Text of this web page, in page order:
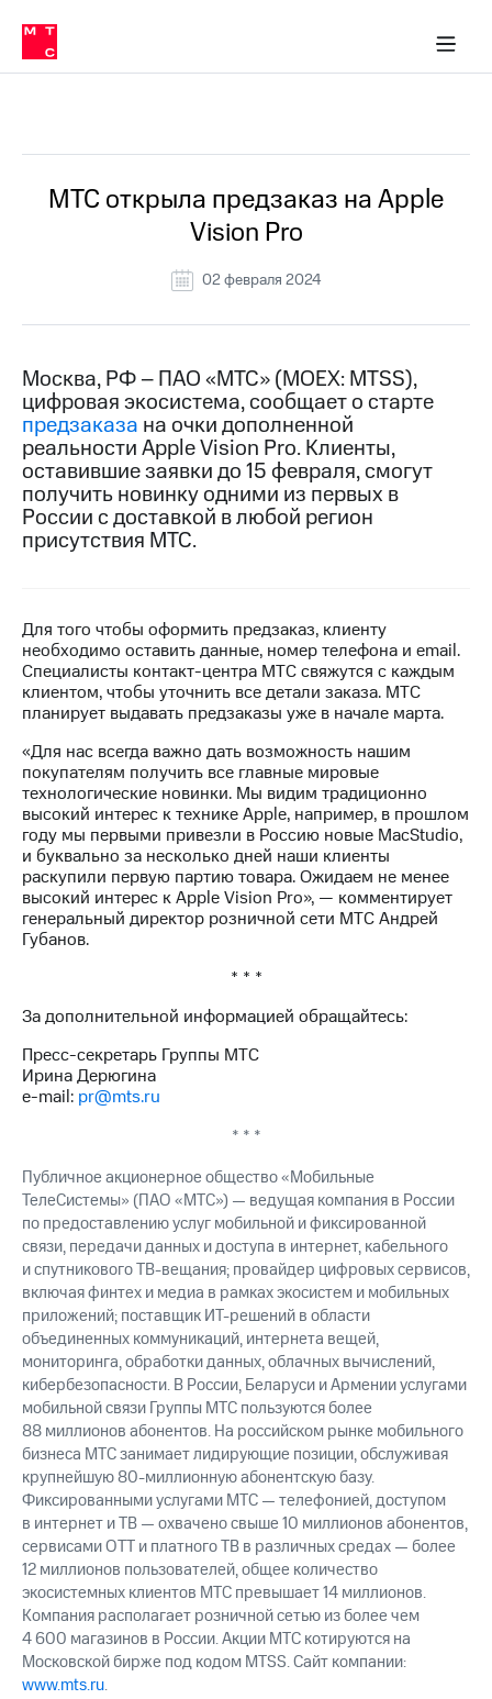
Медиа-центр
и акционерам
Устойчивое развитие
Комплаенс и деловая этика
компании
Карьера
История
Руководство
Контакты
Медиа-центр
Пресс-
релизы
МТС
о технологиях
Интервью
Финансовая
отчетность
Новости
в
регионе
и акционерам
Корпоративное
управление
информации
акционерам
Документы
ПАО
Личный
кабинет
акционера
Акционерный
капитал
Контроль
и
аудит
Рынок
акций
Описание
Программа
приобретения
Порядок
выкупа
акций
Дивиденды
Рынок
облигаций
Описание
Еврооблигации-2023
Уведомление
о
в МТС
Пресс-
релизы
о технологиях
МТС открыла предзаказ на Apple
Vision Pro
02 февраля 2024
Москва, РФ – ПАО «МТС» (MOEX: MTSS),
цифровая экосистема, сообщает о старте
предзаказа на очки дополненной
реальности Apple Vision Pro. Клиенты,
оставившие заявки до 15 февраля, смогут
получить новинку одними из первых в
России с доставкой в любой регион
присутствия МТС.
Для того чтобы оформить предзаказ, клиенту
необходимо оставить данные, номер телефона и email.
Специалисты контакт-центра МТС свяжутся с каждым
клиентом, чтобы уточнить все детали заказа. МТС
планирует выдавать предзаказы уже в начале марта.
«Для нас всегда важно дать возможность нашим
покупателям получить все главные мировые
технологические новинки. Мы видим традиционно
высокий интерес к технике Apple, например, в прошлом
году мы первыми привезли в Россию новые MacStudio,
и буквально за несколько дней наши клиенты
раскупили первую партию товара. Ожидаем не менее
высокий интерес к Apple Vision Pro», — комментирует
генеральный директор розничной сети МТС Андрей
Губанов.
* * *
За дополнительной информацией обращайтесь:
Пресс-секретарь Группы МТС
Ирина Дерюгина
e-mail: pr@mts.ru
* * *
Публичное акционерное общество «Мобильные
ТелеСистемы» (ПАО «МТС») — ведущая компания в России
по предоставлению услуг мобильной и фиксированной
связи, передачи данных и доступа в интернет, кабельного
и спутниковогоТВ-вещания;провайдер цифровых сервисов,
включая финтех и медиа в рамках экосистем и мобильных
приложений; поставщикИТ-решенийв области
объединенных коммуникаций, интернета вещей,
мониторинга, обработки данных, облачных вычислений,
кибербезопасности. В России, Беларуси и Армении услугами
мобильной связи Группы МТС пользуются более
88 миллионов абонентов. На российском рынке мобильного
бизнеса МТС занимает лидирующие позиции, обслуживая
крупнейшую80-миллионнуюабонентскую базу.
Фиксированными услугами МТС — телефонией, доступом
в интернет и ТВ — охвачено свыше 10 миллионов абонентов,
сервисами OTT и платного ТВ в различных средах — более
12 миллионов пользователей, общее количество
экосистемных клиентов МТС превышает 14 миллионов.
Компания располагает розничной сетью из более чем
4 600 магазинов в России. Акции МТС котируются на
Московской бирже под кодом MTSS. Сайт компании:
www.mts.ru.